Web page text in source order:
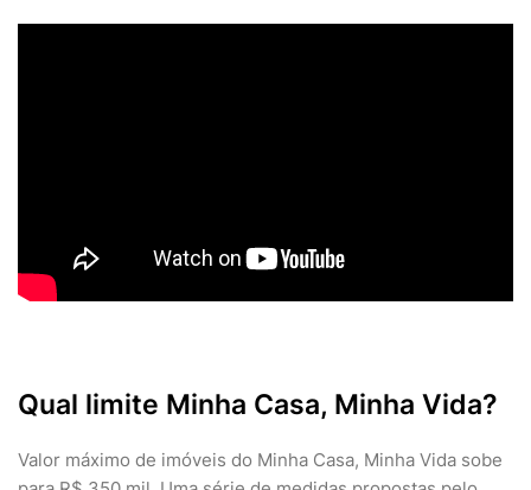
Qual limite Minha Casa, Minha Vida?
Valor máximo de imóveis do Minha Casa, Minha Vida sobe